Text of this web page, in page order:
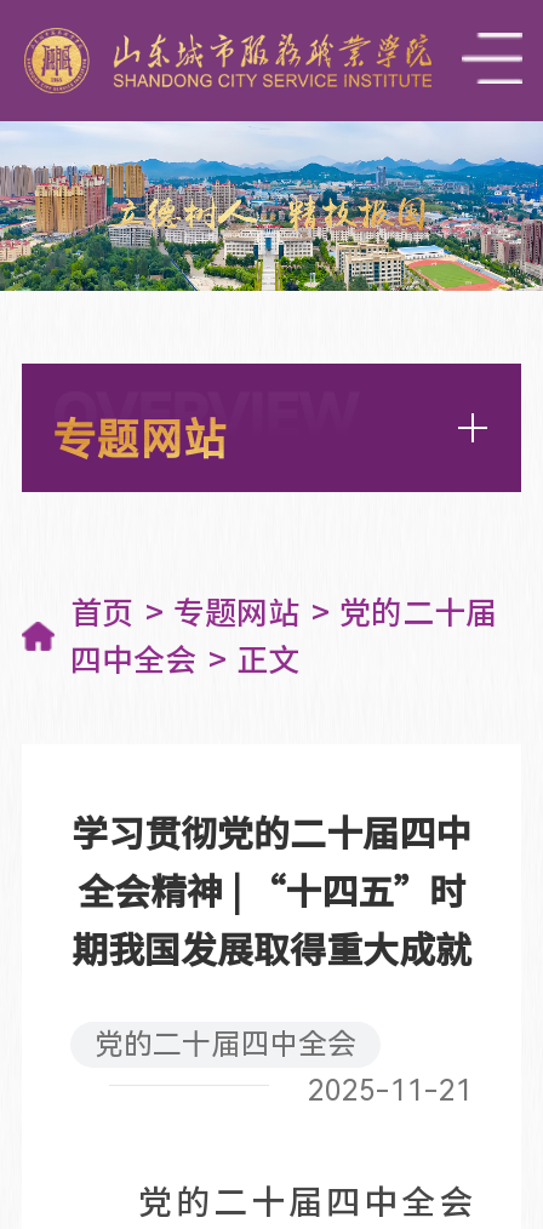
OVERVIEW
专题网站
首页 专题网站
党的二十届
四中全会
正文
学习贯彻党的二十届四中
全会精神 | “十四五”时
期我国发展取得重大成就
党的二十届四中全会
2025-11-21
党的二十届四中全会